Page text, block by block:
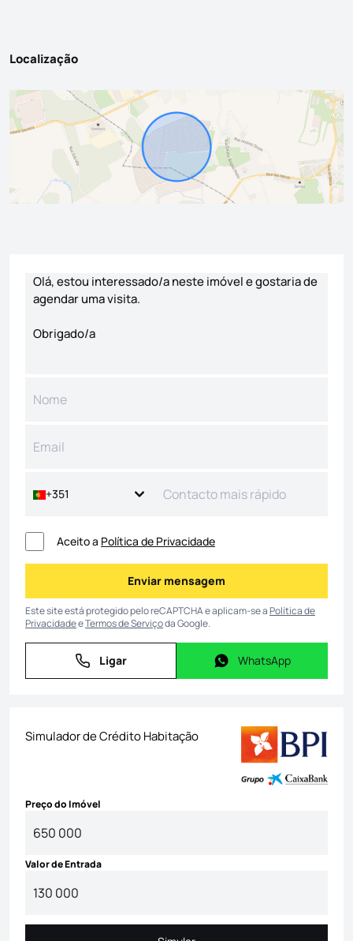
Localização
+351
Aceito a Política de Privacidade
Enviar mensagem
Enviar mensagem
Este site está protegido pelo reCAPTCHA e aplicam-se aPolítica de
PrivacidadeeTermos de Serviçoda Google.
Ligar
Ligar WhatsApp
WhatsApp
Simulador de Crédito Habitação
Preço do Imóvel
Valor de Entrada